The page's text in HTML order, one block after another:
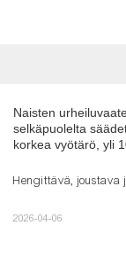
Naisten
selkäpuolelta
korkea vyötärö, yli
Hengittävä, joustava
2026-04-06